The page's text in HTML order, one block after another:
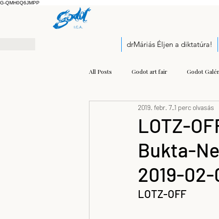
G-QMH0Q6JMPP
drMáriás Éljen a diktatúra!
All Posts Godot art fair Godot
Pályázati felhívás
Kis Prumik Zoltán
Balogh Kristóf József modern
LOTZ-
Bukta-
2019-
2019. febr. 7. 1 perc olvasás
LOTZ-OFF